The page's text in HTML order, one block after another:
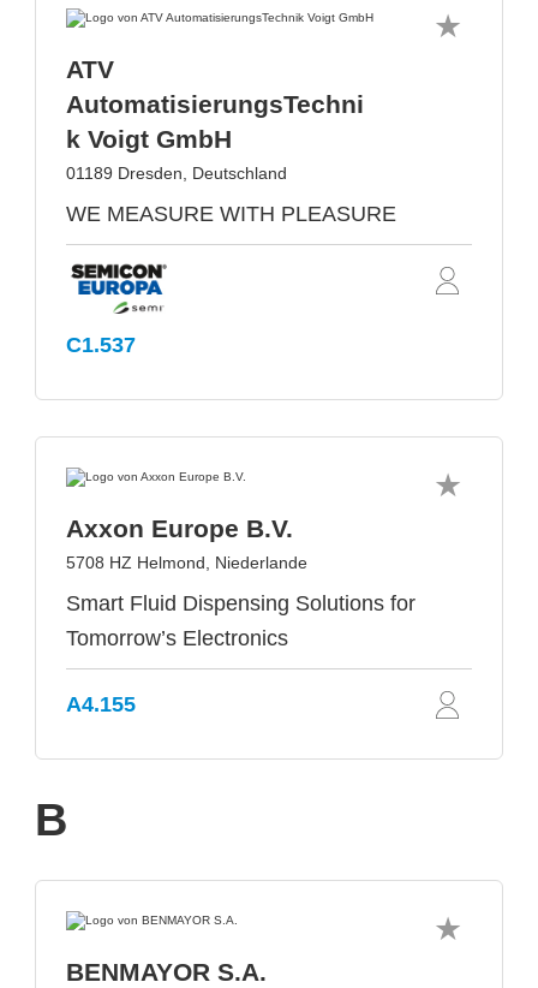
ATV
AutomatisierungsTechni
k Voigt GmbH
01189 Dresden, Deutschland
WE MEASURE WITH PLEASURE
C1.537
Axxon Europe B.V.
5708 HZ Helmond, Niederlande
Smart Fluid Dispensing Solutions for
Tomorrow’s Electronics
A4.155
B
BENMAYOR S.A.